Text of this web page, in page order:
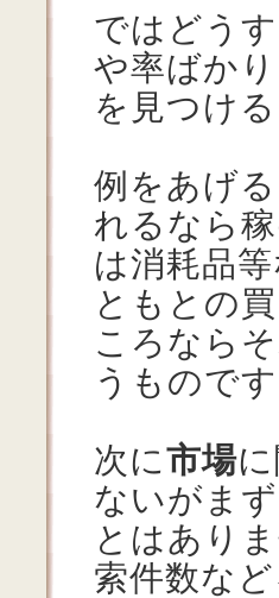
ではどう
や率ばか
を見つけ
例をあげ
れるなら
は消耗品
ともとの
ころなら
うもので
次に市場
ないがま
とはあり
索件数な